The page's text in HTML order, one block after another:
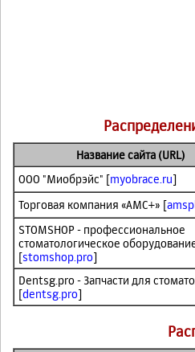
Название сайта (URL)
ООО "Миобрэйс" [myobrace.ru]
Торговая компания «АМС+» [
STOMSHOP - профессиональное
стоматологическое
[stomshop.pro]
Dentsg.pro - Запчасти для
[dentsg.pro]